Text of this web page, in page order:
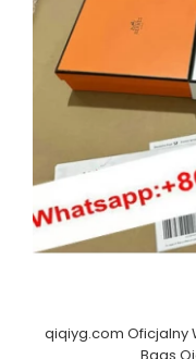
qiqiyg.com Oficjalny